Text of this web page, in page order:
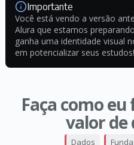
Importante
Você está vendo a versão
Alura que estamos
ganha uma identidade visual
em potencializar seus estudos!
Faça como
valor de
Dados